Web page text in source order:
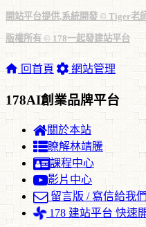
開站平台提供,系統開發 © Tiger老
版權所有 © 178一起發建站平台
回首頁 網站管理
178AI創業品牌平台
關於本站
瞭解林靖騰
課程中心
影片中心
留言版 / 寫信給我們
178 建站平台 快速